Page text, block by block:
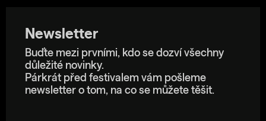
Newsletter
Buďte mezi prvními, kdo se dozví všechny
důležité novinky.
Párkrát před festivalem vám pošleme
newsletter o tom, na co se můžete těšit.